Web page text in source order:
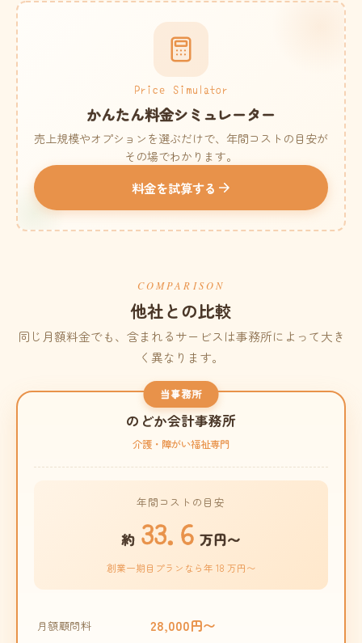
Price Simulator
かんたん料金シミュレーター
売上規模やオプションを選ぶだけで、年間コストの目安が
その場でわかります。
料金を試算する
COMPARISON
他社との比較
同じ月額料金でも、含まれるサービスは事務所によって大き
く異なります。
当事務所
のどか会計事務所
介護・障がい福祉専門
年間コストの目安
約 33.6 万円〜
創業一期目プランなら年 18 万円〜
月額顧問料 28,000円〜